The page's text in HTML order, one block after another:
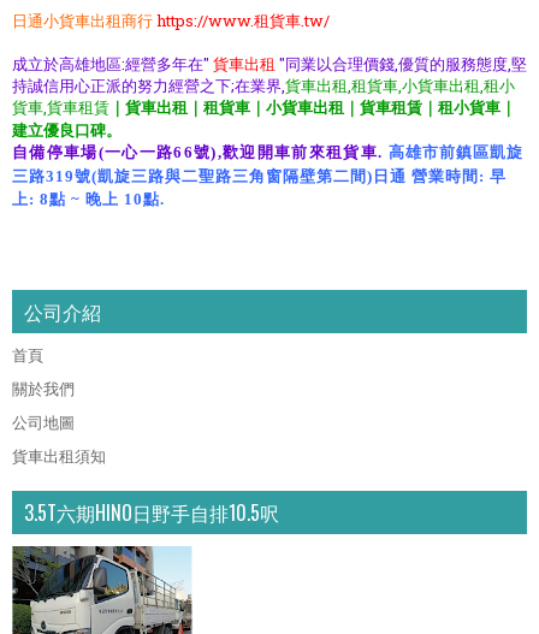
日通小貨車出租商行https://www.租貨車.tw/
成立於高雄地區:經營多年在" 貨車出租 "同業以合理價錢,優質的服務態度,堅
持誠信用心正派的努力經營之下;在業界,貨車出租,租貨車,小貨車出租,租小
貨車,貨車租賃 ｜貨車出租｜租貨車｜小貨車出租｜貨車租賃｜租小貨車｜
建立優良口碑。
自備停車場(一心一路66號),歡迎開車前來租貨車. 高雄市前鎮區凱旋
三路319號(凱旋三路與二聖路三角窗隔壁第二間)日通 營業時間: 早
上: 8點 ~ 晚上 10點.
公司介紹
首頁
關於我們
公司地圖
貨車出租須知
3.5T六期HINO日野手自排10.5呎